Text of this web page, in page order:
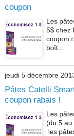
coupon
Les
5$ chez
coupon
boît...
jeudi 5 décembre
Pâtes Catelli
coupon rabais !
Les
(du 5 au
les